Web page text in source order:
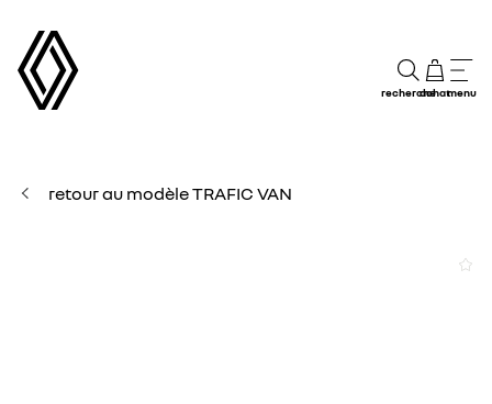
rechercheachatmenu
retour au modèle TRAFIC VAN